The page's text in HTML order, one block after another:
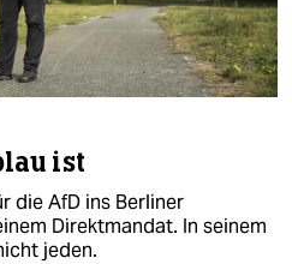
ist
die AfD ins Berliner
Direktmandat. In seinem
jeden.